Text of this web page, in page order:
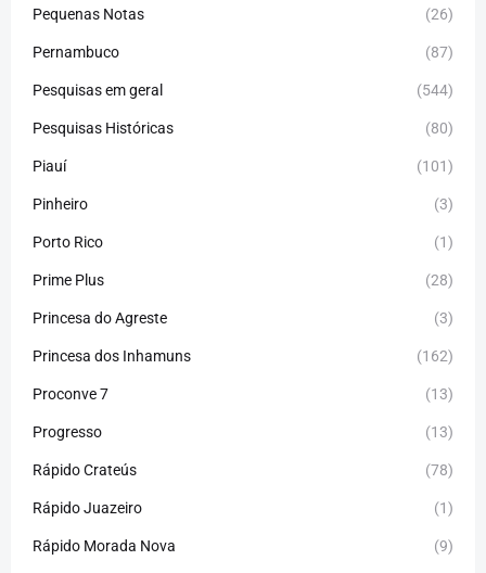
Pequenas Notas (26)
Pernambuco (87)
Pesquisas em geral (544)
Pesquisas Históricas (80)
Piauí (101)
Pinheiro (3)
Porto Rico (1)
Prime Plus (28)
Princesa do Agreste (3)
Princesa dos Inhamuns (162)
Proconve 7 (13)
Progresso (13)
Rápido Crateús (78)
Rápido Juazeiro (1)
Rápido Morada Nova (9)